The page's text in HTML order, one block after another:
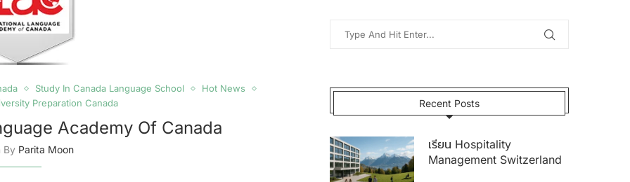
Study In Canada Language School
Hot News
Preparation Canada
Academy Of Canada
By Parita Moon
Recent Posts
เรียน Hospitality
Management Switzerland